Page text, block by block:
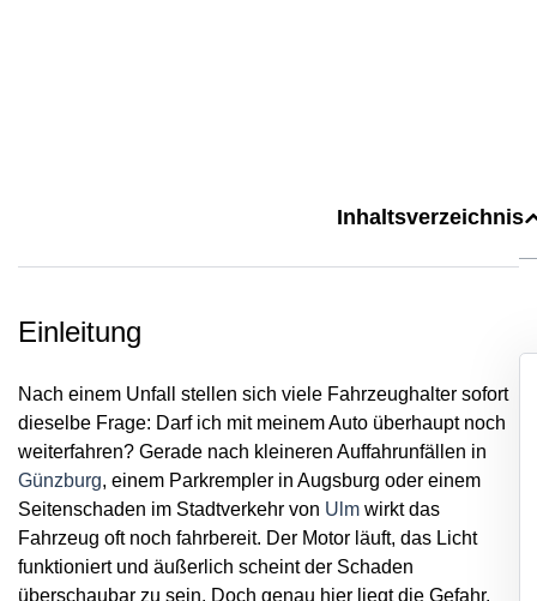
Einleitung
Nach einem Unfall stellen sich viele Fahrzeughalter sofort
dieselbe Frage: Darf ich mit meinem Auto überhaupt noch
weiterfahren? Gerade nach kleineren Auffahrunfällen in
Günzburg, einem Parkrempler in Augsburg oder einem
Seitenschaden im Stadtverkehr von Ulm wirkt das
Fahrzeug oft noch fahrbereit. Der Motor läuft, das Licht
funktioniert und äußerlich scheint der Schaden
überschaubar zu sein. Doch genau hier liegt die Gefahr.
Inhaltsverzeichnis